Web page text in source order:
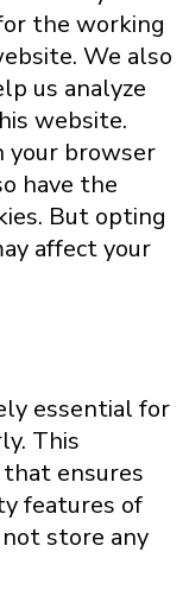
the working
We also
us analyze
website.
your browser
have the
But opting
affect your
essential for
This
ensures
features of
store any